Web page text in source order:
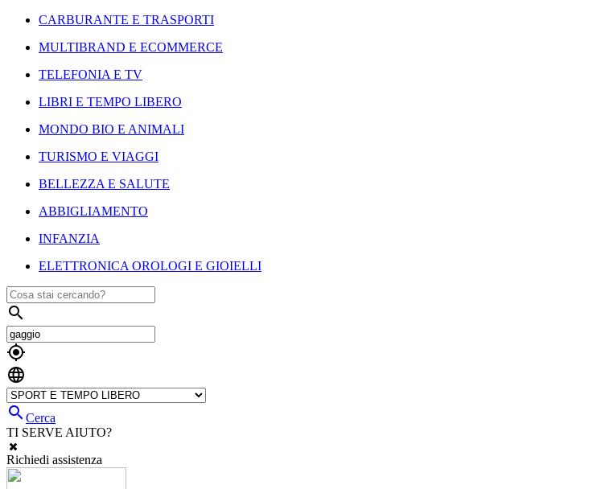
CARBURANTE E TRASPORTI
MULTIBRAND E ECOMMERCE
TELEFONIA E TV
LIBRI E TEMPO LIBERO
MONDO BIO E ANIMALI
TURISMO E VIAGGI
BELLEZZA E SALUTE
ABBIGLIAMENTO
INFANZIA
ELETTRONICA OROLOGI E GIOIELLI



Cerca
TI SERVE AIUTO?
Richiedi assistenza